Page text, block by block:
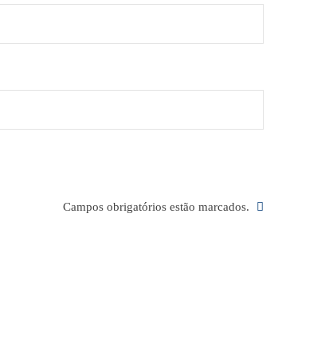
Campos obrigatórios estão marcados.